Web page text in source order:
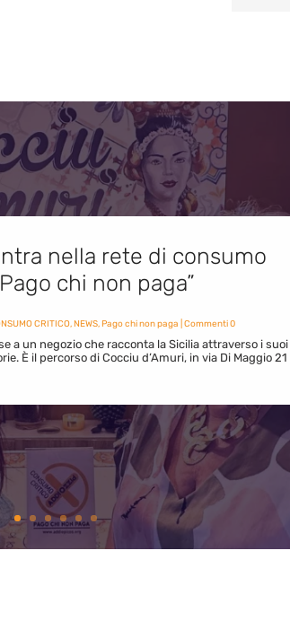
nella rete di consumo
chi non paga”
CRITICO,NEWS,Pago chi non paga | Commenti 0
a un negozio che racconta la Sicilia attraverso i suoi
È il percorso di Cocciu d’Amuri, in via Di Maggio 21